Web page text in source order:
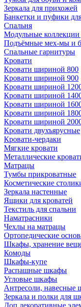
Зеркала для прихожей
Банкетки и пуфики
Спальня
Модульные коллекции
Подъёмные мех-мы и
Спальные гарнитуры
Кровати
Кровати шириной 800
Кровати шириной 900
Кровати шириной
Кровати шириной
Кровати шириной
Кровати шириной
Кровати шириной
Кровати двухъярусные
Кровати-чердаки
Мягкие кровати
Металлические
Матрацы
Тумбы прикроватные
Косметические
Зеркала настенные
Ящики для кроватей
Текстиль для спальни
Наматрасники
Чехлы на матрацы
Ортопедические
Шкафы, хранение
Комоды
Шкафы-купе
Распашные шкафы
Угловые шкафы
Антресоли, навесные
Зеркала и полки для
Доп.декоративные